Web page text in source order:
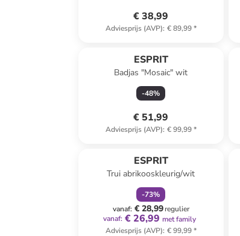
€ 38,99
Adviesprijs (AVP): € 89,99*
ESPRIT
Badjas "Mosaic" wit
-48%
€ 51,99
Adviesprijs (AVP): € 99,99*
ESPRIT
Trui abrikooskleurig/wit
-73%
vanaf: € 28,99regulier
vanaf: € 26,99 met family
Adviesprijs (AVP): € 99,99*